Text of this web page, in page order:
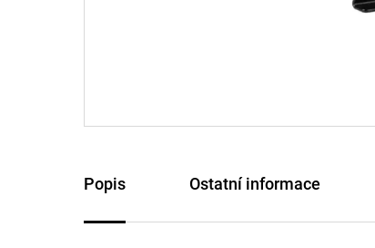
Popis Ostatní informace